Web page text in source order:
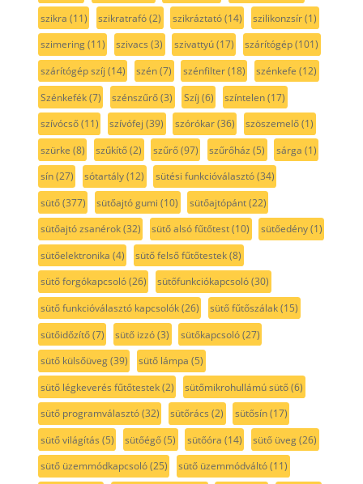
szikra (11) szikratrafó(2) szikráztató(14) szilikonzsír(1)
szimering(11) szivacs (3) szivattyú(17) szárítógép(101)
szárítógép szíj (14) szén(7) szénfilter(18) szénkefe (12)
Szénkefék(7) szénszűrő(3) Szíj (6) színtelen(17)
szívócső(11) szívófej (39) szórókar(36) szöszemelő(1)
szürke (8) szűkítő(2) szűrő(97) szűrőház (5) sárga (1)
sín(27) sótartály(12) sütési funkcióválasztó(34)
sütő(377) sütőajtó gumi (10) sütőajtópánt(22)
sütőajtó zsanérok(32) sütő alsó fűtőtest(10) sütőedény(1)
sütőelektronika (4) sütő felső fűtőtestek(8)
sütő forgókapcsoló(26) sütőfunkciókapcsoló(30)
sütő funkcióválasztó kapcsolók(26) sütő fűtőszálak(15)
sütőidőzítő(7) sütő izzó(3) sütőkapcsoló(27)
sütő külsőüveg(39) sütő lámpa (5)
sütő légkeverés fűtőtestek(2) sütőmikrohullámú sütő(6)
sütő programválasztó(32) sütőrács (2) sütősín(17)
sütő világítás (5) sütőégő(5) sütőóra (14) sütő üveg(26)
sütő üzemmódkapcsoló(25) sütő üzemmódváltó(11)